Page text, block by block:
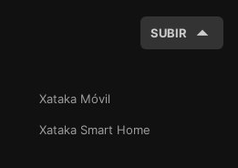
SUBIR
Xataka Móvil
Xataka Smart Home